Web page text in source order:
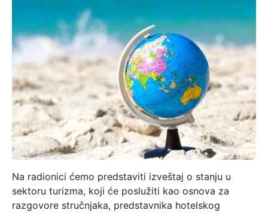
Na radionici ćemo predstaviti izveštaj o stanju u
sektoru turizma, koji će poslužiti kao osnova za
razgovore stručnjaka, predstavnika hotelskog